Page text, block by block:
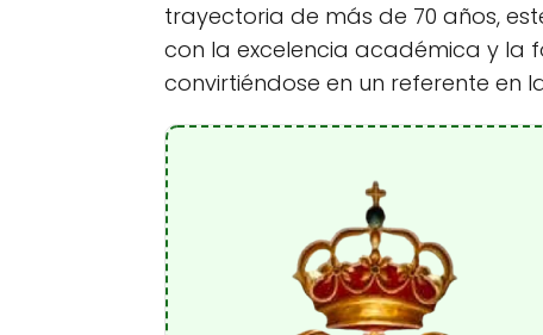
trayectoria de más de 70 años,
con la excelencia académica y la
convirtiéndose en un referente en